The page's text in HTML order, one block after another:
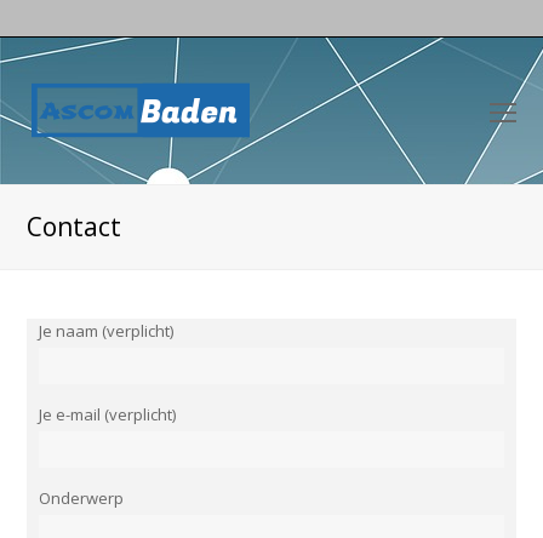
Contact
Je naam (verplicht)
Je e-mail (verplicht)
Onderwerp